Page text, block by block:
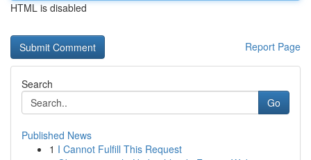
HTML is disabled
Report Page
Search
Go
Published News
1 I Cannot Fulfill This Request